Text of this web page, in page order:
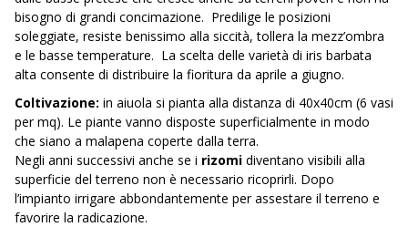
bisogno di grandi concimazione. Predilige le posizioni
soleggiate, resiste benissimo alla siccità, tollera la mezz’ombra
e le basse temperature. La scelta delle varietà di iris barbata
alta consente di distribuire la fioritura da aprile a giugno.
Coltivazione: in aiuola si pianta alla distanza di 40x40cm (6 vasi
per mq). Le piante vanno disposte superficialmente in modo
che siano a malapena coperte dalla terra.
Negli anni successivi anche se i rizomi diventano visibili alla
superficie del terreno non è necessario ricoprirli. Dopo
l’impianto irrigare abbondantemente per assestare il terreno e
favorire la radicazione.